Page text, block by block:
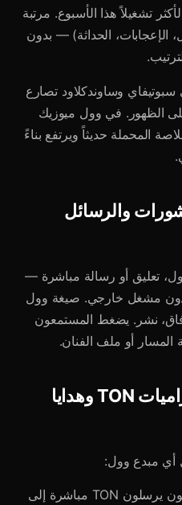
تشغيلاً هذا الأسبوع. مرتبة
الحداثة) — بدون
وساوندكلاود تصارع
الظهور. في وول ميوزيك
المحملة حديثاً ويرتفع بناءً
والرسائل
تعليق أو رسالة مباشرة —
مشغل خارجي. صيغة وول
نشر. يضغط المستمعون
أو ملف الفنان.
الدخل للمبدعين — إكراميات TON وهدايا
أي مبدع وول:
— المستمعون يرسلون TON مباشرة إلى